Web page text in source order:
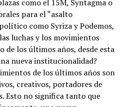
como el 15M, Syntagma o
para el “asalto
como Syriza y Podemos,
luchas y los movimientos
de los últimos años, desde esta
nueva institucionalidad?
de los últimos años son
creativos, portadores de
Esto no significa tanto que